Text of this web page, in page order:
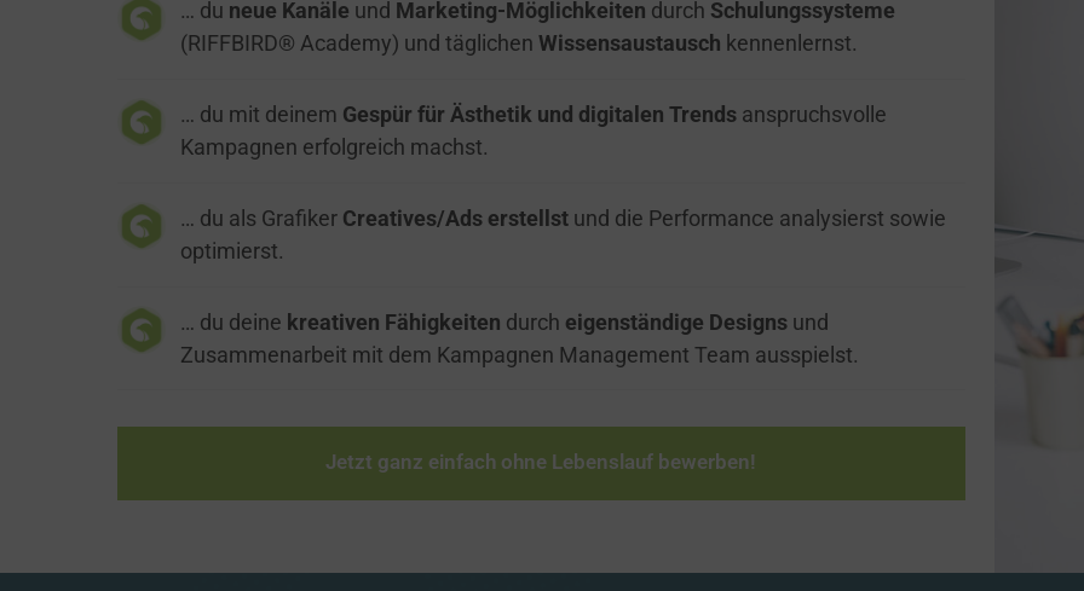
… du neue Kanäle und Marketing-Möglichkeiten durch Schulungssysteme
(RIFFBIRD® Academy) und täglichen Wissensaustausch kennenlernst.
… du mit deinem Gespür für Ästhetik und digitalen Trends anspruchsvolle
Kampagnen erfolgreich machst.
… du als Grafiker Creatives/Ads erstellst und die Performance analysierst sowie
optimierst.
… du deine kreativen Fähigkeiten durch eigenständige Designs und
Zusammenarbeit mit dem Kampagnen Management Team ausspielst.
Jetzt ganz einfach ohne Lebenslauf bewerben!